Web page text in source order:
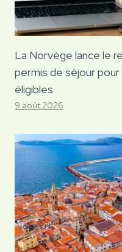
La Norvège lance le
permis de séjour
éligibles
9 août 2026